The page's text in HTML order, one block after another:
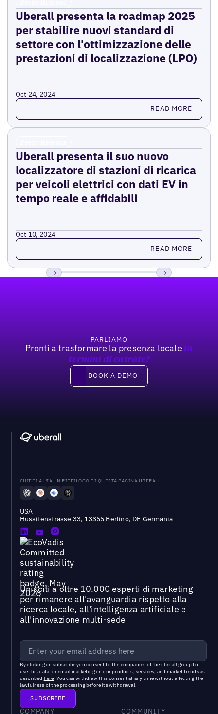
Uberall presenta la roadmap 2025
per stabilire nuovi standard di
settore con l'ottimizzazione delle
prestazioni di localizzazione (LPO)
Oct 24, 2024
Read more READ MORE
Uberall presenta il suo nuovo
localizzatore di stazioni di ricarica
per veicoli elettrici con dati EV in
tempo reale e affidabili
Oct 10, 2024
Read more READ MORE
PARLIAMO
Pronti a trasformare la presenza locale In
termini di entrate?
Book a demo
BOOK A DEMO
CHIEDI A L'IA UN RIEPILOGO DI QUESTA PAGINA UBERALL
USA
Hussitenstrasse 33, 13355 Berlino, DE Germania
Unisciti a oltre 10.000 esperti di marketing
per rimanere all'avanguardia rispetto alla
ricerca locale, all'intelligenza artificiale e
all'innovazione multi-sede
By clicking on subscribe you consent to the companies of the uberall groupto
use this data for email marketing on our products, services, and market trends as
described here. You can withdraw this consent at any time without affecting the
lawfulness of the processing before its withdrawal.
COMPANY COMMUNITY